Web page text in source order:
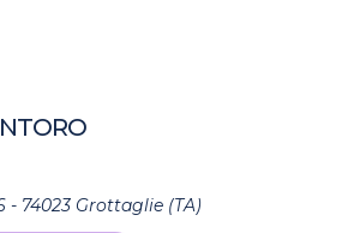
- 74023 Grottaglie (TA)